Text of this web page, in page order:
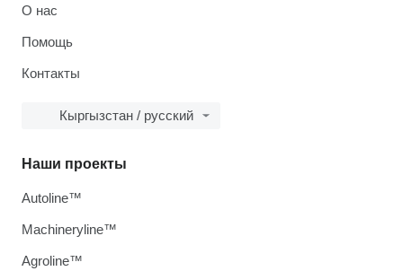
О нас
Помощь
Контакты
Кыргызстан / русский
Наши проекты
Autoline™
Machineryline™
Agroline™